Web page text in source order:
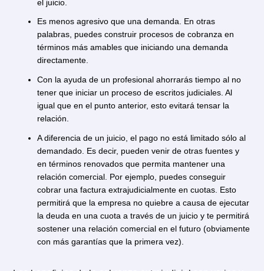
te encuentras. Lo importante es que evalúes con un
profesional el mecanismo de cobranza a utilizar, o
si corresponde asumir la pérdida.
3.2. La cobranza pre o extra judicial
Antes de acudir a tribunales con el objetivo de que
paguen, podemos utilizar un aviso de cobranza. La
cobranza prejudicial son todas las acciones que
por objetivo cobrar una deuda, pero que son previas
alternativas a un juicio.
De acuerdo a lo anterior, existe una serie de
herramientas que nos ayudará a tratar de obtener
y con gastos menores a los de iniciar un juicio.